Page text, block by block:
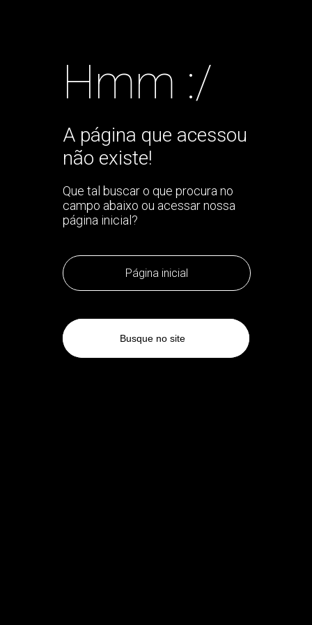
Hmm :/
A página que acessou
não existe!
Que tal buscar o que procura no
campo abaixo ou acessar nossa
página inicial?
Página inicial